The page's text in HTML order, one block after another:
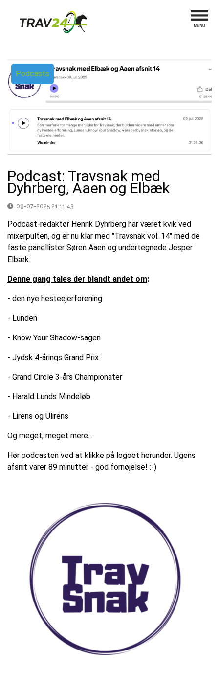
Podcasts
Podcast: Travsnak med
Dyhrberg, Aaen og Elbæk
09-07-2025 21:11:43
Podcast-redaktør Henrik Dyhrberg har været kvik ved
mixerpulten, og er nu klar med "Travsnak vol. 14" med de
faste panellister Søren Aaen og undertegnede Jesper
Elbæk.
Denne gang tales der blandt andet om:
- den nye hesteejerforening
- Lunden
- Know Your Shadow-sagen
- Jydsk 4-årings Grand Prix
- Grand Circle 3-års Championater
- Harald Lunds Mindeløb
- Lirens og Ulirens
Og meget, meget mere....
Hør podcasten ved at klikke på logoet herunder. Ugens
afsnit varer 89 minutter - god fornøjelse! :-)